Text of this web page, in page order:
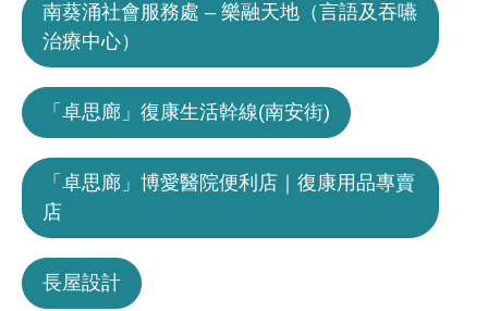
南葵涌社會服務處 – 樂融天地（言語及吞嚥
治療中心）
「卓思廊」復康生活幹線(南安街)
「卓思廊」博愛醫院便利店｜復康用品專賣
店
長屋設計